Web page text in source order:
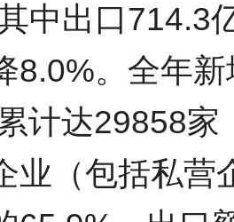
中出口714.3
8.0%。全年
计达29858
业（包括私营